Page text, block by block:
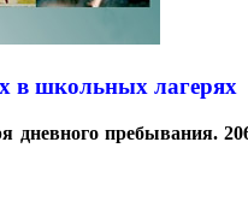
в школьных лагерях
пребывания.